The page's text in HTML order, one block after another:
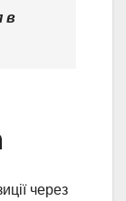
в
через